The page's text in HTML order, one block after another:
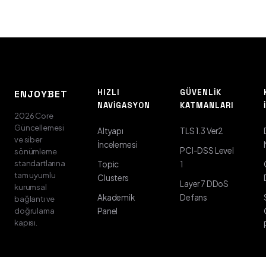
ENJOYBET
2026 Core
Güncellemesi
ve siber
sönümleme
standartlarına
tam uyumlu
kurumsal
bağlantı ve
doğrulama
kapısı.
HIZLI
NAVIGASYON
Altyapı
İncelemesi
Topic
Clusters
Akademik
Panel
GÜVENLIK
KATMANLARI
TLS 1.3 Ver2
PCI-DSS Level
1
Layer 7 DDoS
Defans